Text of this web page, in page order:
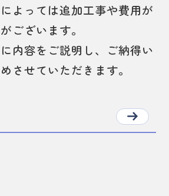
よっては追加工事や費用が
ございます。
内容をご説明し、ご納得い
させていただきます。